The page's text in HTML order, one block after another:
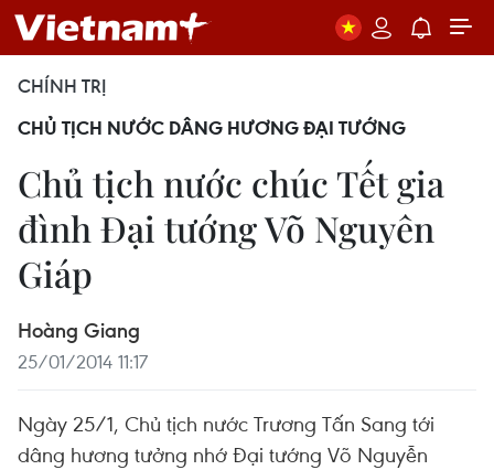
CHÍNH TRỊ
CHỦ TỊCH NƯỚC DÂNG HƯƠNG ĐẠI TƯỚNG
Chủ tịch nước chúc Tết gia
đình Đại tướng Võ Nguyên
Giáp
Hoàng Giang
25/01/2014 11:17
Ngày 25/1, Chủ tịch nước Trương Tấn Sang tới
dâng hương tưởng nhớ Đại tướng Võ Nguyễn